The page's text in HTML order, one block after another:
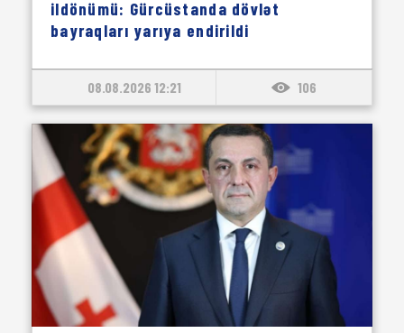
ildönümü: Gürcüstanda dövlət
bayraqları yarıya endirildi
08.08.2026 12:21 106